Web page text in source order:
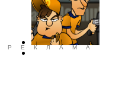
РЕКЛАМА